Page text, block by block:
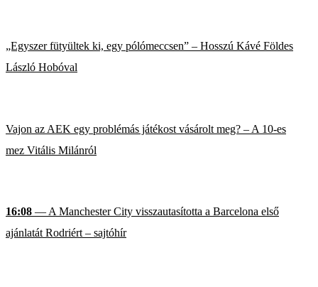
„Egyszer fütyültek ki, egy pólómeccsen” – Hosszú Kávé Földes
László Hobóval
Vajon az AEK egy problémás játékost vásárolt meg? – A 10-es
mez Vitális Milánról
16:08 — A Manchester City visszautasította a Barcelona első
ajánlatát Rodriért – sajtóhír